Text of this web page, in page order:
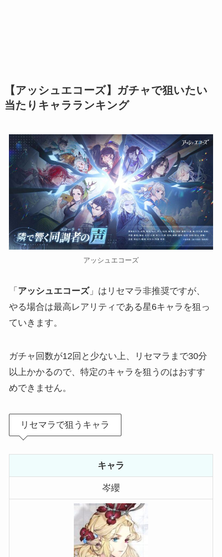
【 アッシュエコーズ】ガチャで狙いたい
当たりキャラランキング
アッシュエコーズ
「 アッシュエコーズ」はリセマラ非推奨ですが、
やる場合は最高レアリティである星6キャラを狙っ
ていきます。
ガチャ回数が12回と少ない上、リセマラまで30分
以上かかるので、特定のキャラを狙うのはおすす
めできません。
リセマラで狙うキャラ
キャラ
岑纓